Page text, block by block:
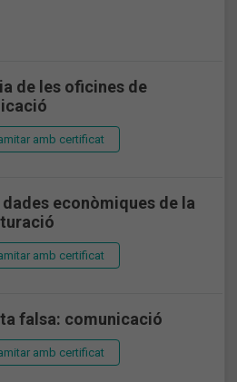
de les oficines de
amb certificat
econòmiques de la
amb certificat
falsa: comunicació
amb certificat